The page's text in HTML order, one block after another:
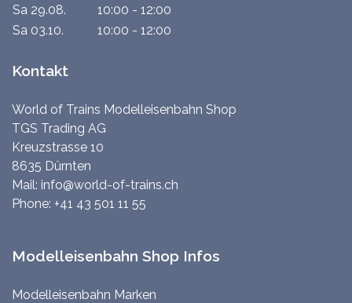
Sa 29.08.
10:00 - 12:00
Sa 03.10.
10:00 - 12:00
Kontakt
World of Trains Modelleisenbahn Shop
TGS Trading AG
Kreuzstrasse 10
8635 Dürnten
Mail: info@world-of-trains.ch
Phone: +41 43 501 11 55
Modelleisenbahn Shop Infos
Modelleisenbahn Marken